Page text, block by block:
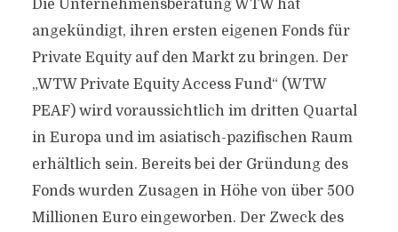
Die Unternehmensberatung WTW hat
angekündigt, ihren ersten eigenen Fonds für
Private Equity auf den Markt zu bringen. Der
„WTW Private Equity Access Fund“ (WTW
PEAF) wird voraussichtlich im dritten Quartal
in Europa und im asiatisch-pazifischen Raum
erhältlich sein. Bereits bei der Gründung des
Fonds wurden Zusagen in Höhe von über 500
Millionen Euro eingeworben. Der Zweck des